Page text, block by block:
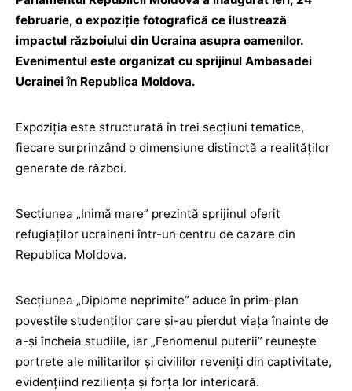
februarie, o expoziție fotografică ce ilustrează
impactul războiului din Ucraina asupra oamenilor.
Evenimentul este organizat cu sprijinul Ambasadei
Ucrainei în Republica Moldova.
Expoziția este structurată în trei secțiuni tematice,
fiecare surprinzând o dimensiune distinctă a realităților
generate de război.
Secțiunea „Inimă mare” prezintă sprijinul oferit
refugiaților ucraineni într-un centru de cazare din
Republica Moldova.
Secțiunea „Diplome neprimite” aduce în prim-plan
poveștile studenților care și-au pierdut viața înainte de
a-și încheia studiile, iar „Fenomenul puterii” reunește
portrete ale militarilor și civililor reveniți din captivitate,
evidențiind reziliența și forța lor interioară.